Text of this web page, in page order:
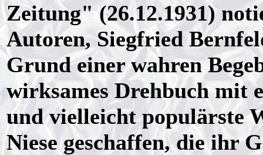
Zeitung" (26.12.1931)
Autoren, Siegfried
Grund einer wahren
wirksames Drehbuch mit
und vielleicht populärste
Niese geschaffen, die ihr